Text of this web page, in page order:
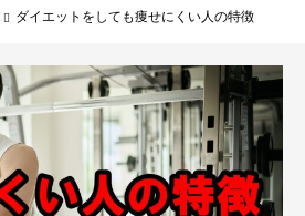
ダイエットをしても痩せにくい人の特徴